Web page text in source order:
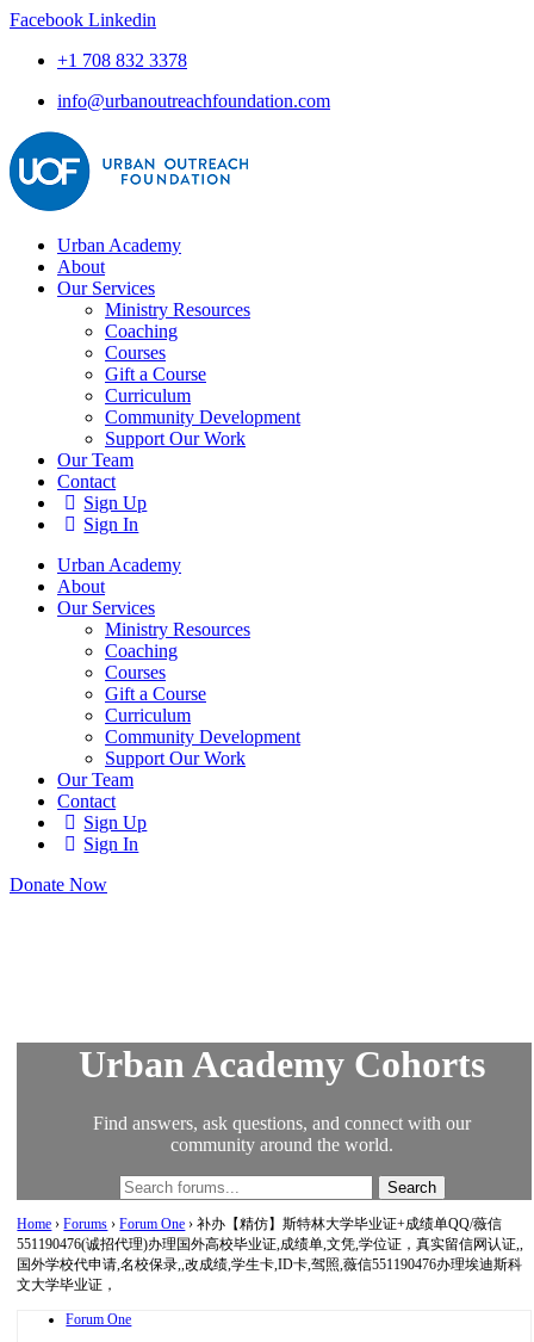
Facebook Linkedin
+1 708 832 3378
info@urbanoutreachfoundation.com
Urban Academy
About
Our Services
Ministry Resources
Coaching
Courses
Gift a Course
Curriculum
Community Development
Support Our Work
Our Team
Contact
Sign Up
Sign In
Urban Academy
About
Our Services
Ministry Resources
Coaching
Courses
Gift a Course
Curriculum
Community Development
Support Our Work
Our Team
Contact
Sign Up
Sign In
Donate Now
Urban Academy Cohorts
Find answers, ask questions, and connect with our
community around the world.
Home › Forums › Forum One › 补办【精仿】斯特林大学毕业证+成绩单QQ/薇信
551190476(诚招代理)办理国外高校毕业证,成绩单,文凭,学位证，真实留信网认证,,
国外学校代申请,名校保录,,改成绩,学生卡,ID卡,驾照,薇信551190476办理埃迪斯科
文大学毕业证，
Forum One